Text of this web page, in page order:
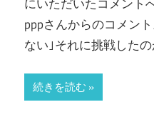
pppさんからのコメン
ない｣それに挑戦した
続きを読む